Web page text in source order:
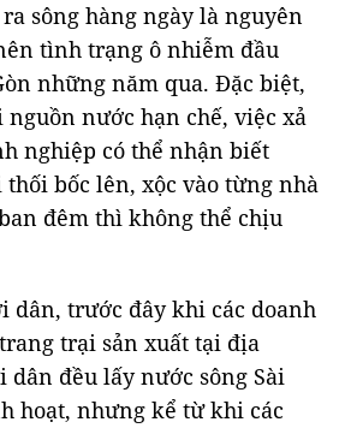
sông hàng ngày là nguyên
tình trạng ô nhiễm đầu
những năm qua. Đặc biệt,
nước hạn chế, việc xả
nghiệp có thể nhận biết
bốc lên, xộc vào từng nhà
đêm thì không thể chịu
dân, trước đây khi các doanh
trại sản xuất tại địa
đều lấy nước sông Sài
hoạt, nhưng kể từ khi các